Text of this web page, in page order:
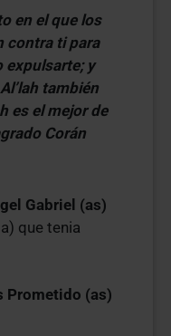
en el que los
contra ti para
expulsarte; y
también
es el mejor de
Corán
Gabriel (as)
que tenia
Prometido (as)